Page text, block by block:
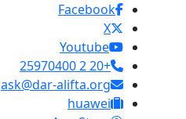
Facebook
X
Youtube
+20 2 25970400
ask@dar-alifta.org
huawei